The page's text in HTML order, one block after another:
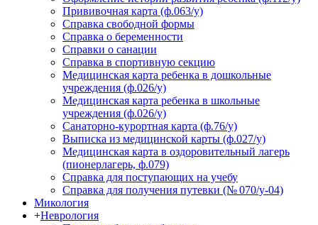
Прививочная карта (ф.063/у)
Справка свободной формы
Справка о беременности
Справки о санации
Справка в спортивную секцию
Медицинская карта ребенка в дошкольные
учреждения (ф.026/у)
Медицинская карта ребенка в школьные
учреждения (ф.026/у)
Санаторно-курортная карта (ф.76/у)
Выписка из медицинской карты (ф.027/у)
Медицинская карта в оздоровительный лагерь
(пионерлагерь, ф.079)
Справка для поступающих на учебу
Справка для получения путевки (№ 070/у-04)
Микология
+Неврология